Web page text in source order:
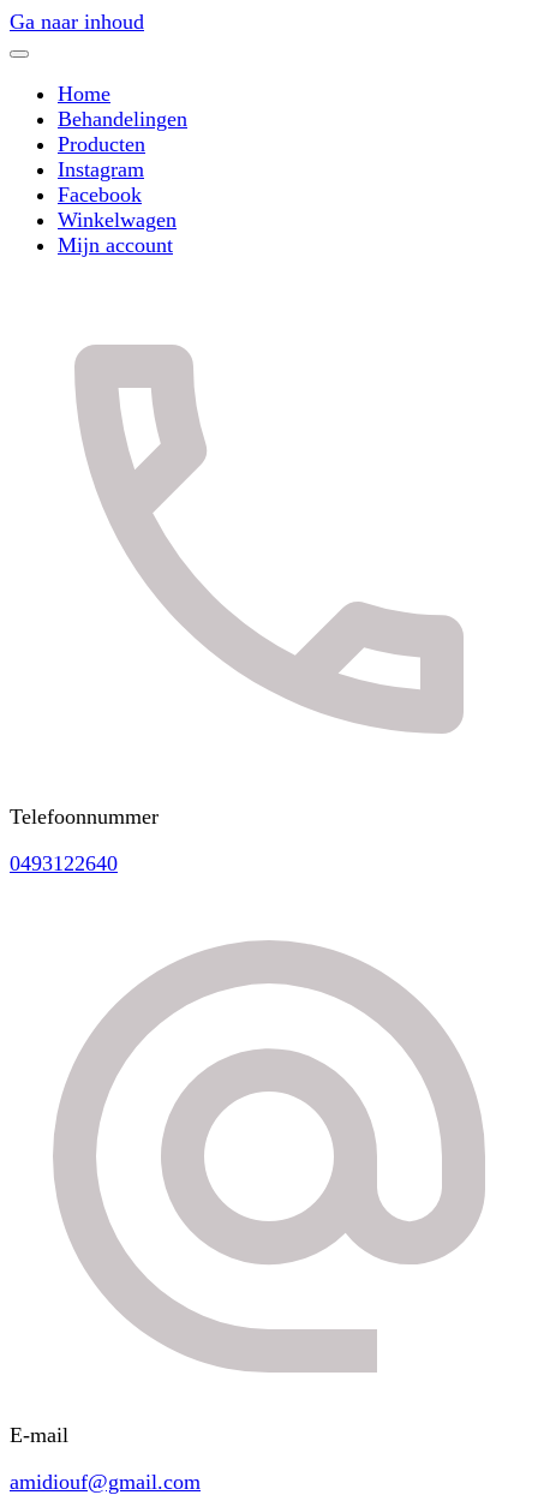
Ga naar inhoud
Home
Behandelingen
Producten
Instagram
Facebook
Winkelwagen
Mijn account
Telefoonnummer
0493122640
E-mail
amidiouf@gmail.com